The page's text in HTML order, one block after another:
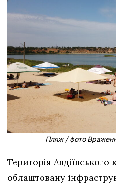
Пляж / фото
Територія Авдіївського
облаштовану